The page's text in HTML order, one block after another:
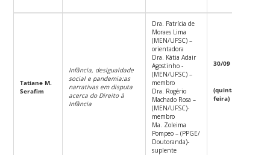
Tatiane M.
Serafim
Infância, desigualdade
social e pandemia:as
narrativas em disputa
acerca do Direito à
Infância
Dra. Patrícia de
Moraes Lima
(MEN/UFSC) –
orientadora
Dra. Kátia Adair
Agostinho -
(MEN/UFSC) –
membro
Dra. Rogério
Machado Rosa –
(MEN/UFSC)-
membro
Ma. Zoleima
Pompeo – (PPGE/
Doutoranda)-
suplente
30/09
(quinta-
feira)